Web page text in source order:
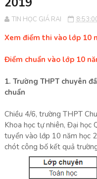
TIN HỌC GIÁ RAI
Xem điểm thi vào lớp 10
Điểm chuẩn vào lớp 10
1. Trường THPT chuyên
chuẩn
Chiều 4/6, trường THPT
Khoa học tự nhiên, Đại học
tuyển vào lớp 10 năm học
chót công bố kết quả